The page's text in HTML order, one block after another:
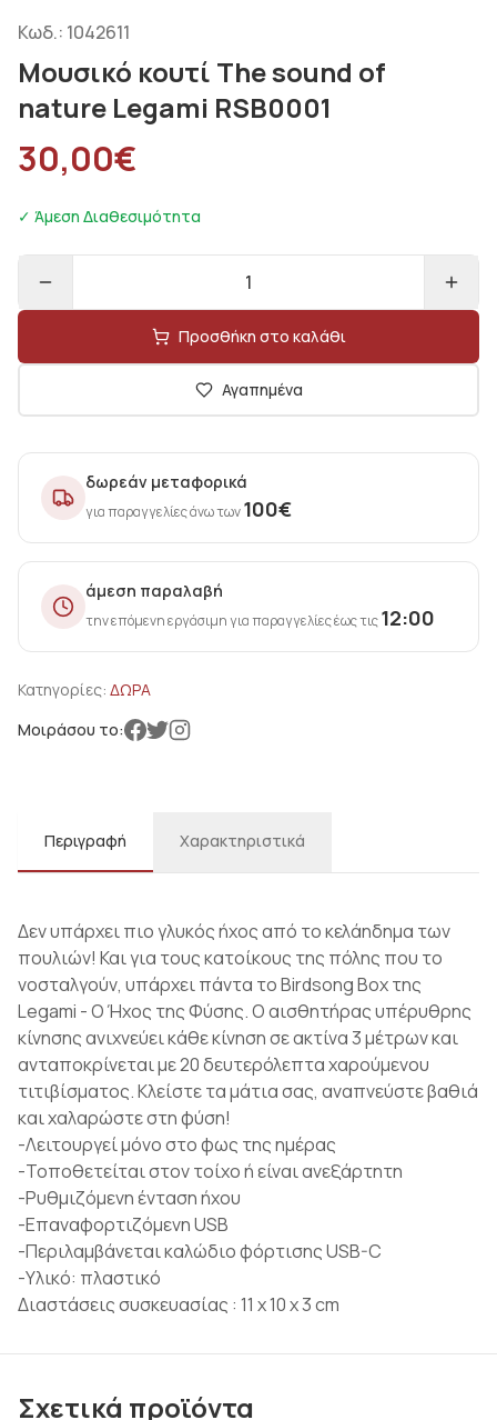
Κωδ.: 1042611
Μουσικό κουτί The sound of
nature Legami RSB0001
30,00€
✓ Άμεση Διαθεσιμότητα
1
Προσθήκη στο καλάθι
Αγαπημένα
δωρεάν μεταφορικά
για παραγγελίες άνω των100€
άμεση παραλαβή
την επόμενη εργάσιμη για παραγγελίες έως τις12:00
Κατηγορίες: ΔΩΡΑ
Μοιράσου το:
Περιγραφή Χαρακτηριστικά
Δεν υπάρχει πιο γλυκός ήχος από το κελάηδημα των
πουλιών! Και για τους κατοίκους της πόλης που το
νοσταλγούν, υπάρχει πάντα το Birdsong Box της
Legami - Ο Ήχος της Φύσης. Ο αισθητήρας υπέρυθρης
κίνησης ανιχνεύει κάθε κίνηση σε ακτίνα 3 μέτρων και
ανταποκρίνεται με 20 δευτερόλεπτα χαρούμενου
τιτιβίσματος. Κλείστε τα μάτια σας, αναπνεύστε βαθιά
και χαλαρώστε στη φύση!
-Λειτουργεί μόνο στο φως της ημέρας
-Τοποθετείται στον τοίχο ή είναι ανεξάρτητη
-Ρυθμιζόμενη ένταση ήχου
-Επαναφορτιζόμενη USB
-Περιλαμβάνεται καλώδιο φόρτισης USB-C
-Υλικό: πλαστικό
Διαστάσεις συσκευασίας : 11 x 10 x 3 cm
Σχετικά προϊόντα